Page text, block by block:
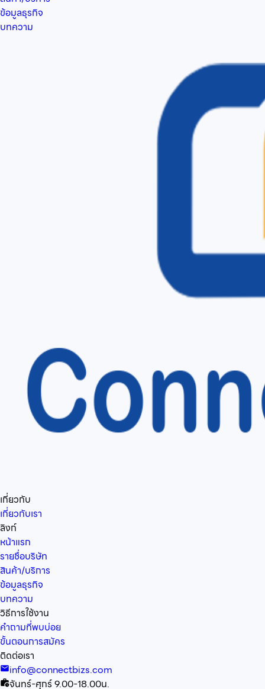
ข้อมูลธุรกิจ
บทความ
เกี่ยวกับ
เกี่ยวกับเรา
ลิงก์
หน้าแรก
รายชื่อบริษัท
สินค้า/บริการ
ข้อมูลธุรกิจ
บทความ
วิธีการใช้งาน
คำถามที่พบบ่อย
ขั้นตอนการสมัคร
ติดต่อเรา
info@connectbizs.com
จันทร์-ศุกร์ 9.00-18.00น.